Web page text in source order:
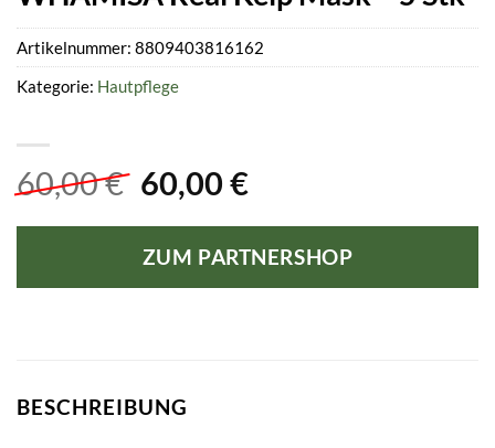
60,00€ Ursprünglicher
war:
60,00 €
60,00 €Aktueller
ist:
60,00 €.
ZUM PARTNERSHOP
Artikelnummer: 8809403816162
Kategorie: Hautpflege
BESCHREIBUNG